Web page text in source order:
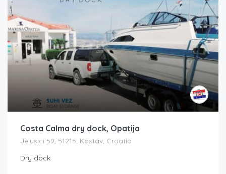
Costa Calma dry dock, Opatija
Jelusici 59, 51215, Kastav, Croatia
Dry dock